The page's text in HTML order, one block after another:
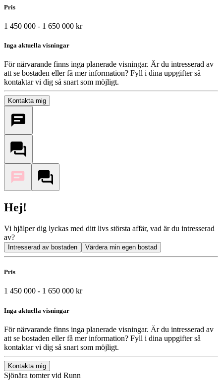
Pris
1 450 000 - 1 650 000 kr
Inga aktuella visningar
För närvarande finns inga planerade visningar. Är du intresserad av
att se bostaden eller få mer information? Fyll i dina uppgifter så
kontaktar vi dig så snart som möjligt.
Kontakta mig
Hej!
Vi hjälper dig lyckas med ditt livs största affär, vad är du intresserad
av?
Intresserad av bostaden Värdera min egen bostad
Pris
1 450 000 - 1 650 000 kr
Inga aktuella visningar
För närvarande finns inga planerade visningar. Är du intresserad av
att se bostaden eller få mer information? Fyll i dina uppgifter så
kontaktar vi dig så snart som möjligt.
Kontakta mig
Sjönära tomter vid Runn